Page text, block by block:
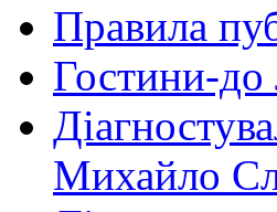
Правила
Гостини-до
Михайло